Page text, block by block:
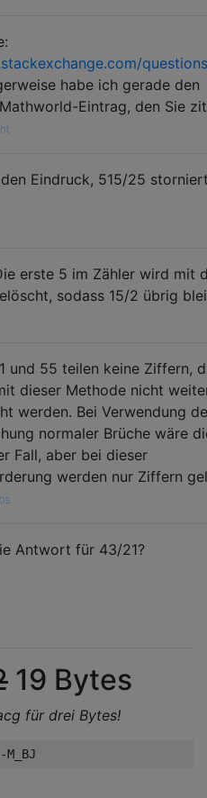
habe ich gerade den
Eintrag, den Sie
Eindruck, 515/25
erste 5 im Zähler wird mit
sodass 15/2 übrig
und 55 teilen keine Ziffern,
dieser Methode nicht
werden. Bei Verwendung
normaler Brüche wäre
Fall, aber bei dieser
werden nur Ziffern
Antwort für 43/21?
19 Bytes
für drei Bytes!